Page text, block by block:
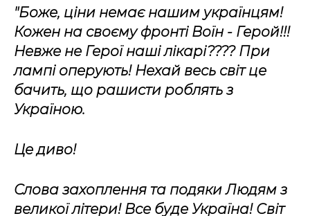
"Боже, ціни немає нашим українцям!
Кожен на своєму фронті Воїн - Герой!!!
Невже не Герої наші лікарі???? При
лампі оперують! Нехай весь світ це
бачить, що рашисти роблять з
Україною.
Це диво!
Слова захоплення та подяки Людям з
великої літери! Все буде Україна! Світ